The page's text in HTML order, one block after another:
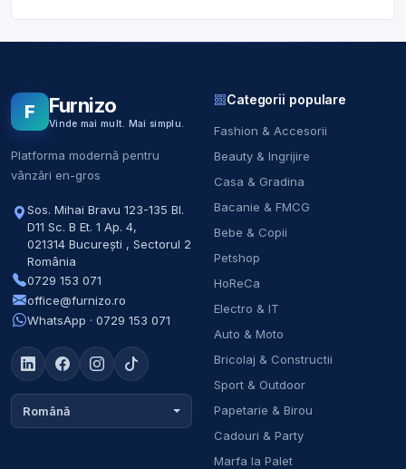
F Furnizo
Vinde mai mult. Mai simplu.
Platforma modernă pentru
vânzări en-gros
Sos. Mihai Bravu 123-135 Bl.
D11 Sc. B Et. 1 Ap. 4,
021314 București , Sectorul 2
România
0729 153 071
office@furnizo.ro
WhatsApp · 0729 153 071
Română
Categorii populare
Fashion & Accesorii
Beauty & Ingrijire
Casa & Gradina
Bacanie & FMCG
Bebe & Copii
Petshop
HoReCa
Electro & IT
Auto & Moto
Bricolaj & Constructii
Sport & Outdoor
Papetarie & Birou
Cadouri & Party
Marfa la Palet